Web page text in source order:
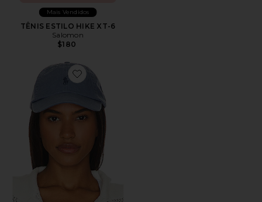
Mais Vendidos
TÊNIS ESTILO HIKE XT-6
Salomon
$180
Favorite Chino Cap